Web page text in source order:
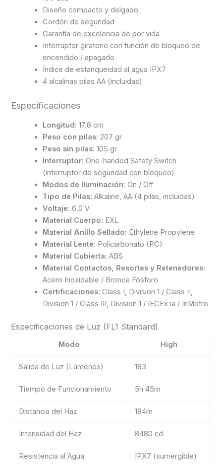
Diseño compacto y delgado
Cordón de seguridad
Garantía de excelencia de por vida
Interruptor giratorio con función de bloqueo de
encendido / apagado
Índice de estanqueidad al agua IPX7
4 alcalinas pilas AA (incluidas)
Especificaciones
Longitud: 17.8 cm
Peso con pilas: 207 gr
Peso sin pilas: 105 gr
Interruptor: One-handed Safety Switch
(interruptor de seguridad con bloqueo)
Modos de Iluminación: On / Off
Tipo de Pilas: Alkaline, AA (4 pilas, incluidas)
Voltaje: 6.0 V
Material Cuerpo: EXL
Material Anillo Sellado: Ethylene Propylene
Material Lente: Policarbonato (PC)
Material Cubierta: ABS
Material Contactos, Resortes y Retenedores:
Acero Inoxidable / Bronce Fósforo
Certificaciones: Class I, Division 1 / Class II,
Division 1 / Class III, Division 1 / IECEx ia / InMetro
Especificaciones de Luz (FL1 Standard)
Modo High
Salida de Luz (Lúmenes) 183
Tiempo de Funcionamiento 5h 45m
Distancia del Haz 184m
Intensidad del Haz 8480 cd
Resistencia al Agua IPX7 (sumergible)